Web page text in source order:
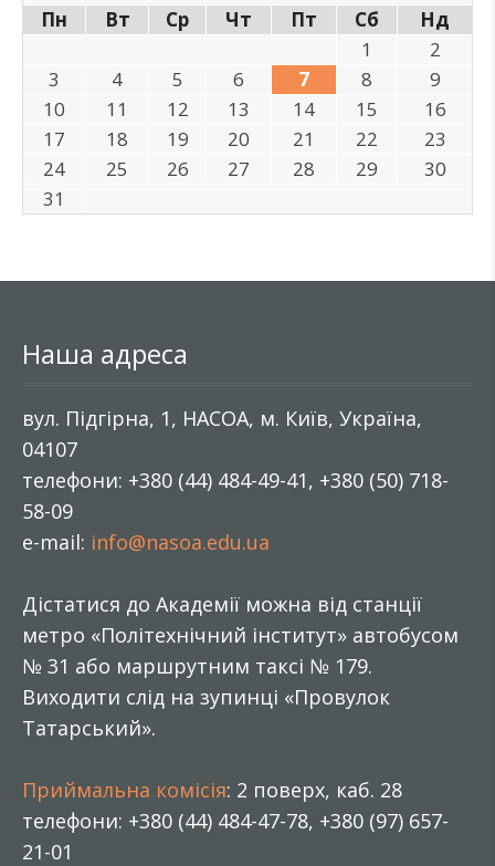
Пн
Вт Ср Чт Пт Сб
Нд
1
2
3
4 5 6 7 8
9
10
11 12 13 14 15
16
17
18 19 20 21 22
23
24
25 26 27 28 29
30
31
Наша адреса
вул. Підгірна, 1, НАСОА, м. Київ, Україна,
04107
телефони: +380 (44) 484-49-41, +380 (50) 718-
58-09
e-mail: info@nasoa.edu.ua
Дістатися до Академії можна від станції
метро «Політехнічний інститут» автобусом
№ 31 або маршрутним таксі № 179.
Виходити слід на зупинці «Провулок
Татарський».
Приймальна комісія: 2 поверх, каб. 28
телефони: +380 (44) 484-47-78, +380 (97) 657-
21-01